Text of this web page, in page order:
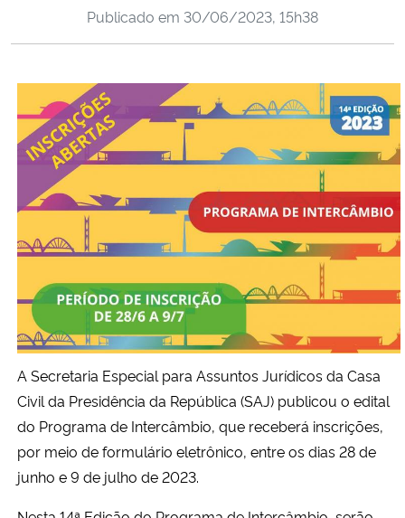
Ministério da Cidadania
Ministério de Minas e Energia
Ministério da Ciência, Tecnologia, Inovações e Comunicações
Ministério do Meio Ambiente
Ministério do Turismo
Ministério do Desenvolvimento Regional
Controladoria-Geral da União
Ministério da Mulher, da Família e dos Direitos Humanos
Secretaria-Geral
Publicado em 30/06/2023, 15h38
A Secretaria Especial para Assuntos Jurídicos da Casa
Civil da Presidência da República (SAJ) publicou o edital
do Programa de Intercâmbio, que receberá inscrições,
por meio de formulário eletrônico, entre os dias 28 de
junho e 9 de julho de 2023.